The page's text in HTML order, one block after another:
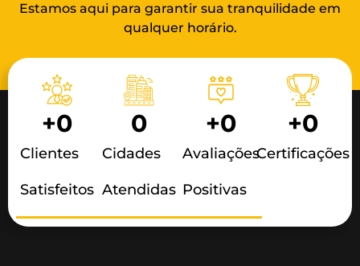
Estamos aqui para garantir sua tranquilidade em
qualquer horário.
Clientes
Satisfeitos
+0
Cidades
Atendidas
0
Avaliações
Positivas
+0
Certificações
+0